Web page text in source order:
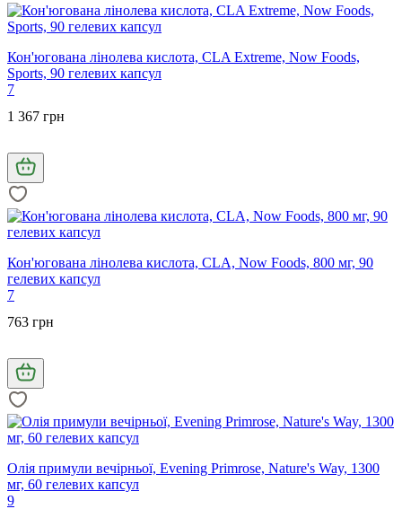
Кон'югована лінолева кислота, CLA Extreme, Now Foods,
Sports, 90 гелевих капсул
7
1 367 грн
Кон'югована лінолева кислота, CLA, Now Foods, 800 мг, 90
гелевих капсул
7
763 грн
Олія примули вечірньої, Evening Primrose, Nature's Way, 1300
мг, 60 гелевих капсул
9